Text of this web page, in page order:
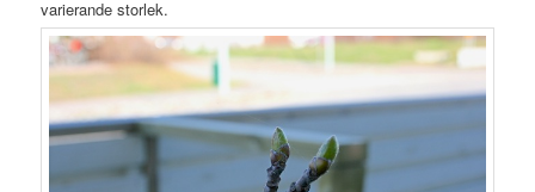
varierande storlek.